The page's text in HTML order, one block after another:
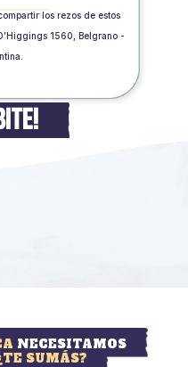
los rezos de estos
1560, Belgrano -
NECESITAMOS
SUMÁS?